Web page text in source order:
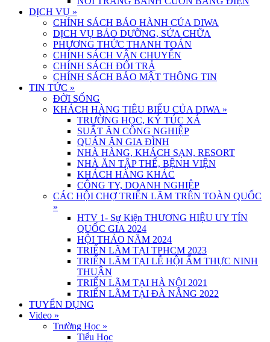
DỊCH VỤ »
CHÍNH SÁCH BẢO HÀNH CỦA DIWA
DỊCH VỤ BẢO DƯỠNG, SỬA CHỮA
PHƯƠNG THỨC THANH TOÁN
CHÍNH SÁCH VẬN CHUYỂN
CHÍNH SÁCH ĐỔI TRẢ
CHÍNH SÁCH BẢO MẬT THÔNG TIN
TIN TỨC »
ĐỜI SỐNG
KHÁCH HÀNG TIÊU BIỂU CỦA DIWA »
TRƯỜNG HỌC, KÝ TÚC XÁ
SUẤT ĂN CÔNG NGHIỆP
QUÁN ĂN GIA ĐÌNH
NHÀ HÀNG, KHÁCH SẠN, RESORT
NHÀ ĂN TẬP THỂ, BỆNH VIỆN
KHÁCH HÀNG KHÁC
CÔNG TY, DOANH NGHIỆP
CÁC HỘI CHỢ TRIỂN LÃM TRÊN TOÀN QUỐC
»
HTV 1- Sự Kiện THƯƠNG HIỆU UY TÍN
QUỐC GIA 2024
HỘI THẢO NĂM 2024
TRIỂN LÃM TẠI TPHCM 2023
TRIỂN LÃM TẠI LỄ HỘI ẨM THỰC NINH
THUẬN
TRIỂN LÃM TẠI HÀ NỘI 2021
TRIỂN LÃM TẠI ĐÀ NẴNG 2022
TUYỂN DỤNG
Video »
Trường Học »
Tiểu Học